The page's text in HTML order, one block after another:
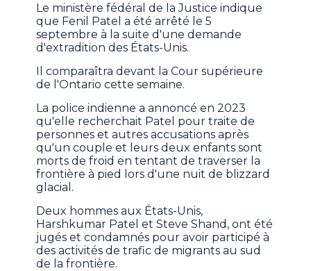
Le ministère fédéral de la Justice indique
que Fenil Patel a été arrêté le 5
septembre à la suite d'une demande
d'extradition des États-Unis.
Il comparaîtra devant la Cour supérieure
de l'Ontario cette semaine.
La police indienne a annoncé en 2023
qu'elle recherchait Patel pour traite de
personnes et autres accusations après
qu'un couple et leurs deux enfants sont
morts de froid en tentant de traverser la
frontière à pied lors d'une nuit de blizzard
glacial.
Deux hommes aux États-Unis,
Harshkumar Patel et Steve Shand, ont été
jugés et condamnés pour avoir participé à
des activités de trafic de migrants au sud
de la frontière.